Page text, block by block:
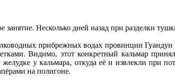
Несколько дней назад при разделки
прибрежных водах провинции
Видимо, этот конкретный кальмар
желудке у кальмара, откуда её и извлекли
на полигоне.